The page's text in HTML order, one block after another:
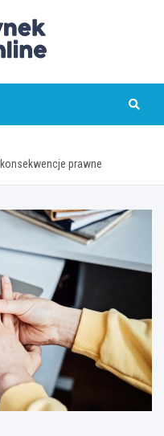
prawne